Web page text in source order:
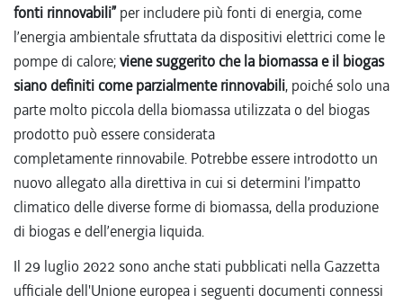
fonti rinnovabili”per includere più fonti di energia, come
l’energia ambientale sfruttata da dispositivi elettrici come le
pompe di calore;viene suggerito che la biomassa e il biogas
siano definiti come parzialmente rinnovabili, poiché solo una
parte molto piccola della biomassa utilizzata o del biogas
prodotto può essere considerata
completamente rinnovabile. Potrebbe essere introdotto un
nuovo allegato alla direttiva in cui si determini l’impatto
climatico delle diverse forme di biomassa, della produzione
di biogas e dell’energia liquida.
Il 29 luglio 2022 sono anche stati pubblicati nella Gazzetta
ufficiale dell'Unione europea i seguenti documenti connessi